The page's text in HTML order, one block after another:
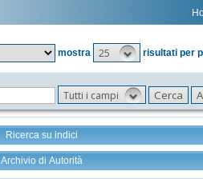
mostra
25 risultati per
Tutti i campi
Ricerca su indici
Archivio di Autorità